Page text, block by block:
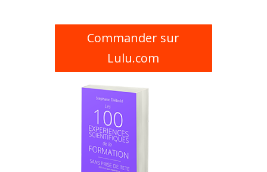
Commander sur
Lulu.com